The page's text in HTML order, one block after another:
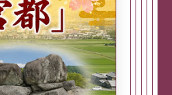
県広報誌「県民だより奈良」
2026年8月号